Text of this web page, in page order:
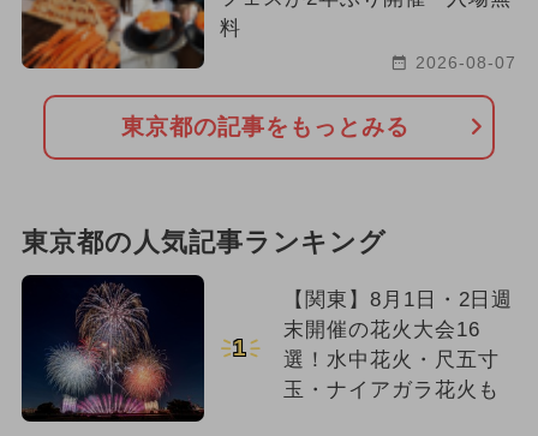
料
2026-08-07
東京都の記事をもっとみる
東京都の人気記事ランキング
1
【関東】8月1日・2日週
末開催の花火大会16
選！水中花火・尺五寸
玉・ナイアガラ花火も